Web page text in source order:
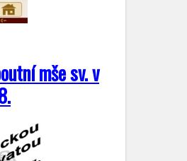
mše sv. v